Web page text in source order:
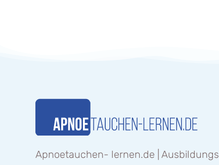
Apnoetauchen- lernen.de |